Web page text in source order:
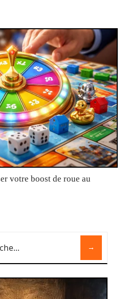
votre boost de roue au